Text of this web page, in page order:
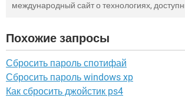
международный сайт о технологиях,
Похожие запросы
Сбросить пароль спотифай
Сбросить пароль windows xp
Как сбросить джойстик ps4